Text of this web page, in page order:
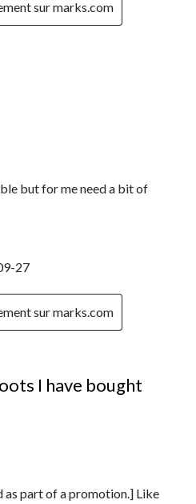
sur marks.com
but for me need a bit of
27
sur marks.com
I have bought
part of a promotion.] Like